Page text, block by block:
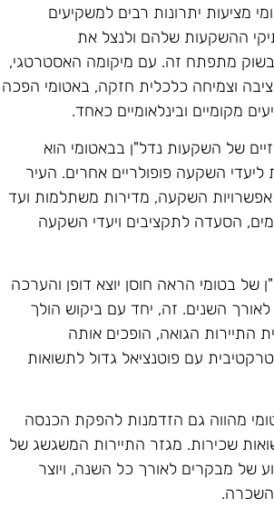
מציעות יתרונות רבים למשקיעים
ההשקעות שלהם ולנצל את
מתפתח זה. עם מיקומה האסטרטגי,
וצמיחה כלכלית חזקה, באטומי הפכה
מקומיים ובינלאומיים כאחד.
של השקעות נדל"ן בבאטומי הוא
השקעה פופולריים אחרים. העיר
השקעה, מדירות משתלמות ועד
הסעדה לתקציבים ויעדי השקעה
של בטומי הראה חוסן יוצא דופן והערכה
השנים. זה, יחד עם ביקוש הולך
התיירות הגואה, הופכים אותה
עם פוטנציאל גדול לתשואות
מהווה גם הזדמנות להפקת הכנסה
שכירות. מגזר התיירות המשגשג של
של מבקרים לאורך כל השנה, ויוצר